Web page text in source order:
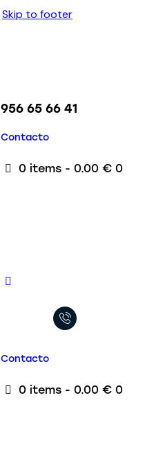
Skip to footer
956 65 66 41
Contacto
0 items -0.00 € 0
Contacto
0 items -0.00 € 0